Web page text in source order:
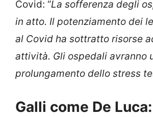
Covid: “La sofferenza degli
in atto. Il potenziamento dei
al Covid ha sottratto risorse
attività. Gli ospedali avranno
prolungamento dello stress
Galli come De